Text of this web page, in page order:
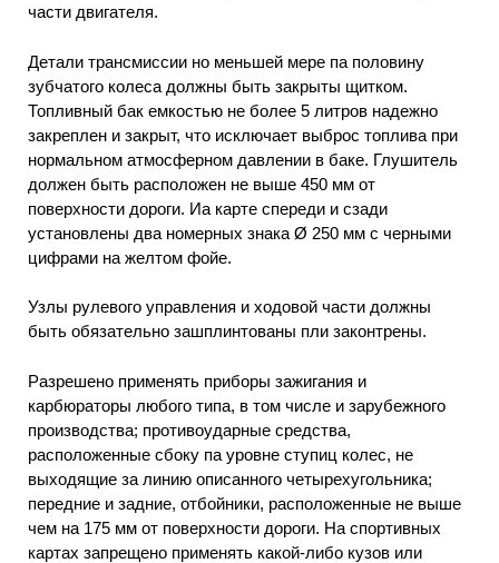
части двигателя.
Детали трансмиссии но меньшей мере па половину
зубчатого колеса должны быть закрыты щитком.
Топливный бак емкостью не более 5 литров надежно
закреплен и закрыт, что исключает выброс топлива при
нормальном атмосферном давлении в баке. Глушитель
должен быть расположен не выше 450 мм от
поверхности дороги. Иа карте спереди и сзади
установлены два номерных знака Ø 250 мм с черными
цифрами на желтом фойе.
Узлы рулевого управления и ходовой части должны
быть обязательно зашплинтованы пли законтрены.
Разрешено применять приборы зажигания и
карбюраторы любого типа, в том числе и зарубежного
производства; противоударные средства,
расположенные сбоку па уровне ступиц колес, не
выходящие за линию описанного четырехугольника;
передние и задние, отбойники, расположенные не выше
чем на 175 мм от поверхности дороги. На спортивных
картах запрещено применять какой-либо кузов или